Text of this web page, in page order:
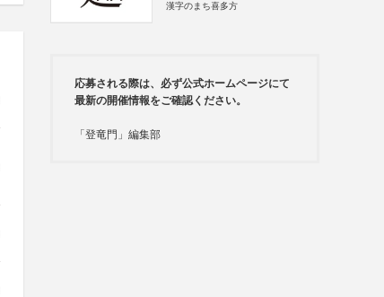
漢字のまち喜多方
応募される際は、必ず公式ホームページにて
最新の開催情報をご確認ください。
「登竜門」編集部